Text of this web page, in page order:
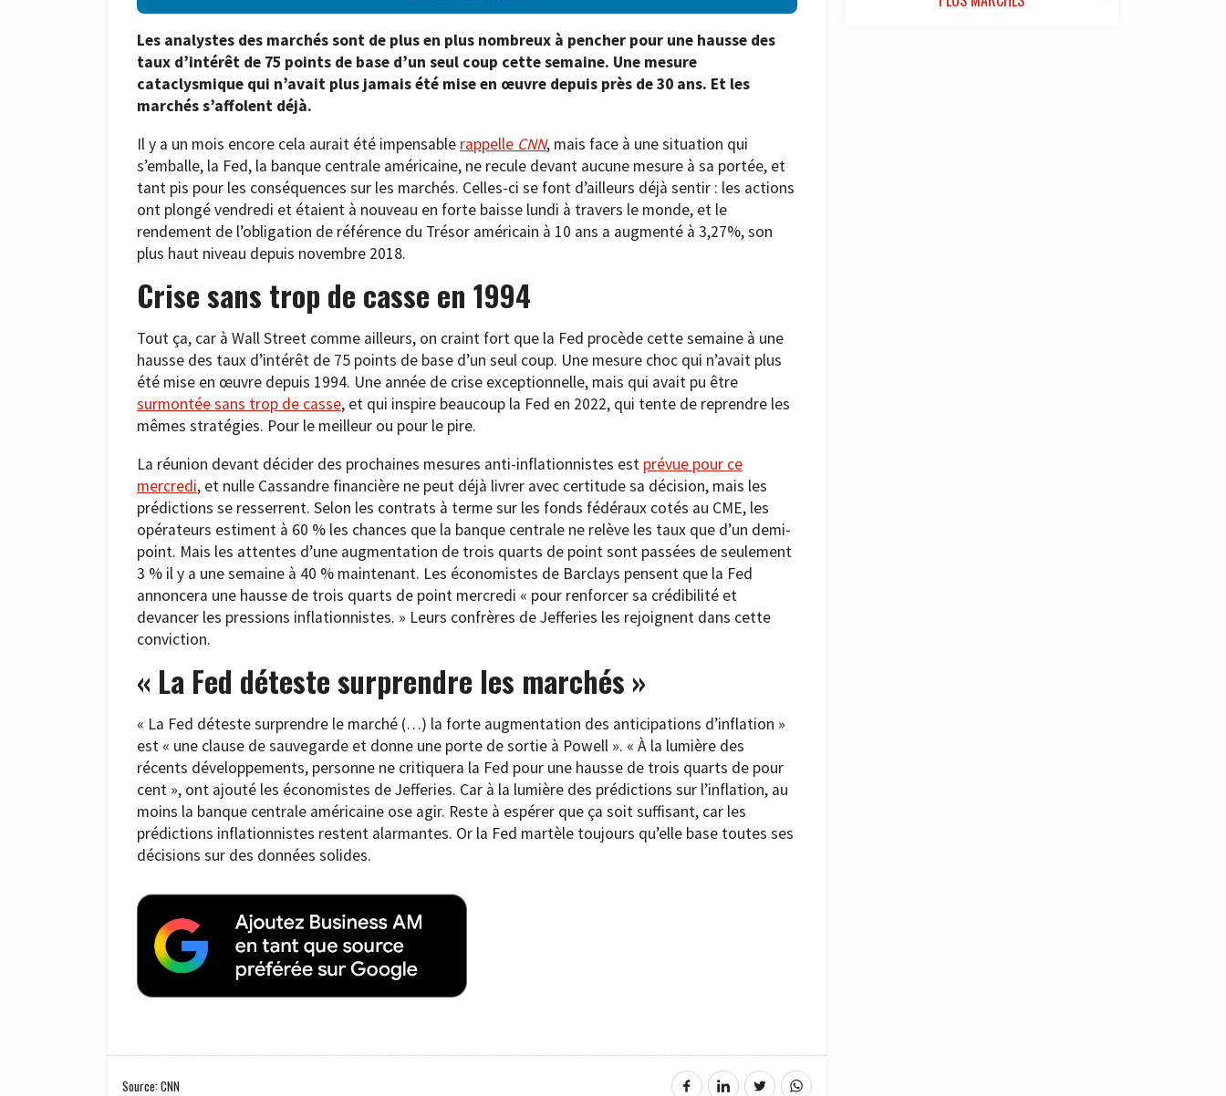
Les analystes des marchés sont de plus en plus nombreux à pencher pour une hausse des
taux d’intérêt de 75 points de base d’un seul coup cette semaine. Une mesure
cataclysmique qui n’avait plus jamais été mise en œuvre depuis près de 30 ans. Et les
marchés s’affolent déjà.
Il y a un mois encore cela aurait été impensable rappelle CNN, mais face à une situation qui
s’emballe, la Fed, la banque centrale américaine, ne recule devant aucune mesure à sa portée, et
tant pis pour les conséquences sur les marchés. Celles-ci se font d’ailleurs déjà sentir : les actions
ont plongé vendredi et étaient à nouveau en forte baisse lundi à travers le monde, et le
rendement de l’obligation de référence du Trésor américain à 10 ans a augmenté à 3,27%, son
plus haut niveau depuis novembre 2018.
Crise sans trop de casse en 1994
Tout ça, car à Wall Street comme ailleurs, on craint fort que la Fed procède cette semaine à une
hausse des taux d’intérêt de 75 points de base d’un seul coup. Une mesure choc qui n’avait plus
été mise en œuvre depuis 1994. Une année de crise exceptionnelle, mais qui avait pu être
surmontée sans trop de casse, et qui inspire beaucoup la Fed en 2022, qui tente de reprendre les
mêmes stratégies. Pour le meilleur ou pour le pire.
La réunion devant décider des prochaines mesures anti-inflationnistes est prévue pour ce
mercredi, et nulle Cassandre financière ne peut déjà livrer avec certitude sa décision, mais les
prédictions se resserrent. Selon les contrats à terme sur les fonds fédéraux cotés au CME, les
opérateurs estiment à 60 % les chances que la banque centrale ne relève les taux que d’un demi-
point. Mais les attentes d’une augmentation de trois quarts de point sont passées de seulement
3 % il y a une semaine à 40 % maintenant. Les économistes de Barclays pensent que la Fed
annoncera une hausse de trois quarts de point mercredi « pour renforcer sa crédibilité et
devancer les pressions inflationnistes. » Leurs confrères de Jefferies les rejoignent dans cette
conviction.
« La Fed déteste surprendre les marchés »
« La Fed déteste surprendre le marché (…) la forte augmentation des anticipations d’inflation »
est « une clause de sauvegarde et donne une porte de sortie à Powell ». « À la lumière des
récents développements, personne ne critiquera la Fed pour une hausse de trois quarts de pour
cent », ont ajouté les économistes de Jefferies. Car à la lumière des prédictions sur l’inflation, au
moins la banque centrale américaine ose agir. Reste à espérer que ça soit suffisant, car les
prédictions inflationnistes restent alarmantes. Or la Fed martèle toujours qu’elle base toutes ses
décisions sur des données solides.
Source: CNN